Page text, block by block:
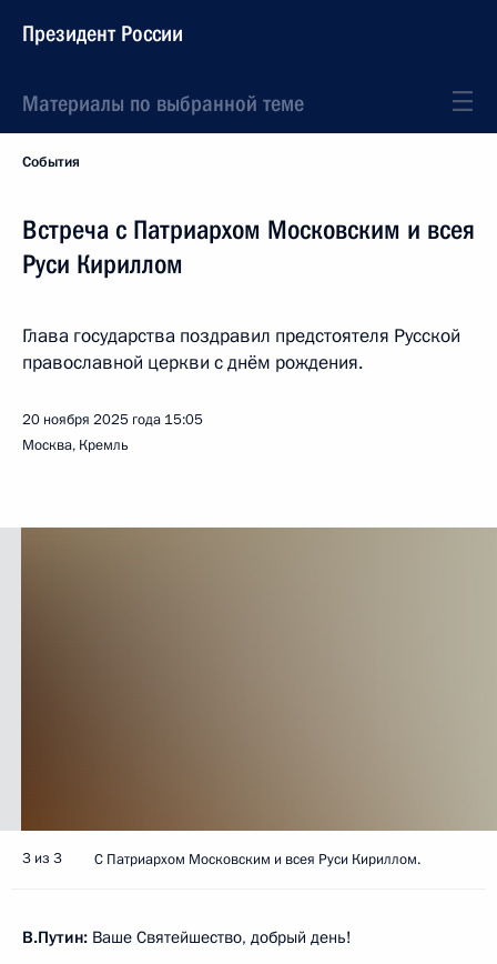
Президент России
Материалы по выбранной теме
События
Встреча с Патриархом Московским и всея
Руси Кириллом
Глава государства поздравил предстоятеля Русской
православной церкви с днём рождения.
20 ноября 2025 года 15:05
Москва, Кремль
3 из 3 С Патриархом Московским и всея Руси Кириллом.
В.Путин: Ваше Святейшество, добрый день!